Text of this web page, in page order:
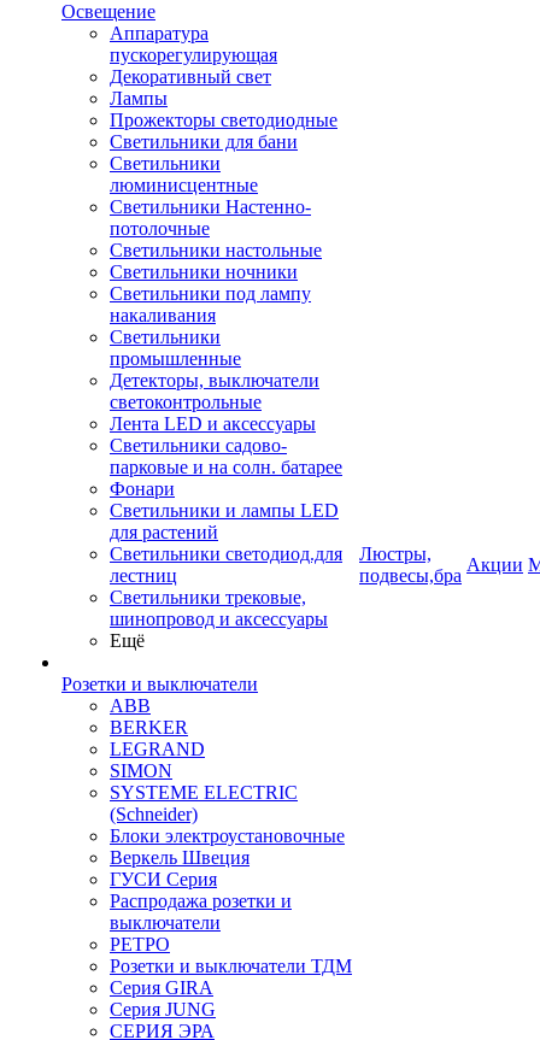
Освещение
Аппаратура
пускорегулирующая
Декоративный свет
Лампы
Прожекторы светодиодные
Светильники для бани
Светильники
люминисцентные
Светильники Настенно-
потолочные
Светильники настольные
Светильники ночники
Светильники под лампу
накаливания
Светильники
промышленные
Детекторы, выключатели
светоконтрольные
Лента LED и аксессуары
Светильники садово-
парковые и на солн. батарее
Фонари
Светильники и лампы LED
для растений
Светильники светодиод.для
лестниц
Светильники трековые,
шинопровод и аксессуары
Ещё
Розетки и выключатели
ABB
BERKER
LEGRAND
SIMON
SYSTEME ELECTRIC
(Schneider)
Блоки электроустановочные
Веркель Швеция
ГУСИ Серия
Распродажа розетки и
выключатели
РЕТРО
Розетки и выключатели ТДМ
Серия GIRA
Серия JUNG
СЕРИЯ ЭРА
Люстры,
подвесы,бра
Акции